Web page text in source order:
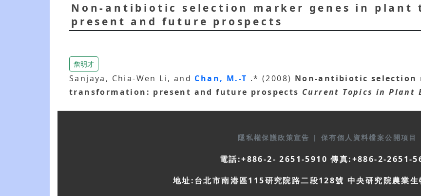
Non-antibiotic selection marker genes in plant
present and future prospects
詹明才
Sanjaya, Chia-Wen Li, and Chan, M.-T .* (2008) Non-antibiotic selection
transformation: present and future prospects Current Topics in Plant
隱私權保護政策宣告 | 保有個人資料檔案公開項目
電話:+886-2- 2651-5910 傳真:+886-2-2651-
地址:台北市南港區115研究院路二段128號 中央研究院農業生